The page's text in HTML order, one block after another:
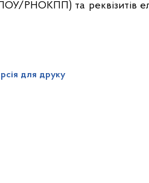
РНОКПП) та реквізитів
для друку